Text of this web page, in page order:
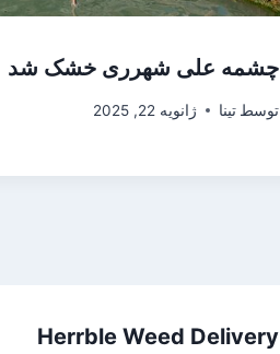
چشمه علی شهرری خشک شد
توسط تینا ژانویه 22, 2025
Herrble Weed Delivery